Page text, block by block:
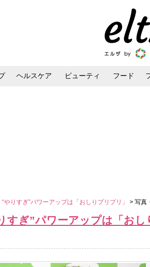
ヘルスケア ビューティ フード
やりすぎ”パワーアップは「おしりプリプリ」 > 写真
すぎ”パワーアップは「おし